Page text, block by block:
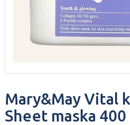
Mary&May Vital
Sheet maska